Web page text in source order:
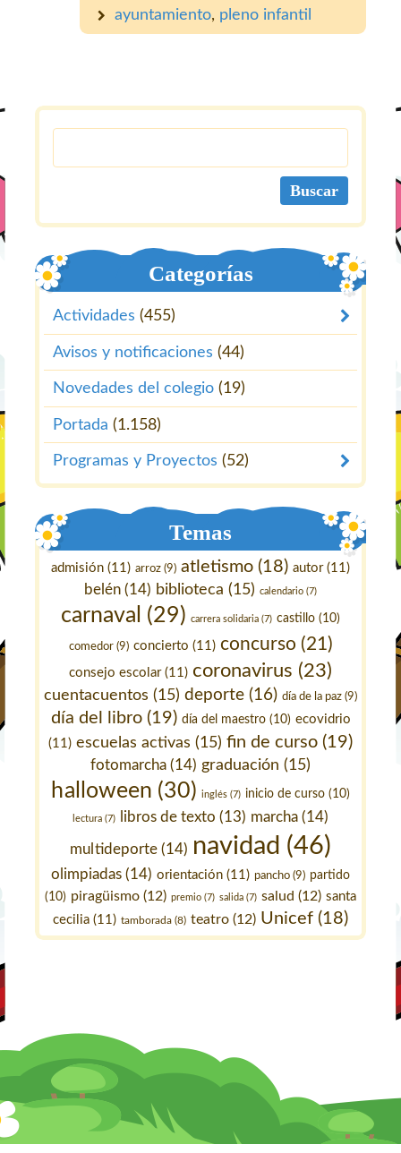
ayuntamiento, pleno infantil
Categorías
Actividades (455)
Avisos y notificaciones (44)
Novedades del colegio (19)
Portada (1.158)
Programas y Proyectos (52)
Temas
admisión (11) arroz (9) atletismo (18) autor(11)
belén (14) biblioteca (15) calendario (7)
carnaval (29) carrera solidaria (7) castillo (10)
comedor(9) concierto (11) concurso (21)
consejo escolar(11) coronavirus (23)
cuentacuentos (15) deporte (16) día de la paz (9)
día del libro(19) día del maestro(10) ecovidrio
(11) escuelas activas (15) fin de curso (19)
fotomarcha (14) graduación (15)
halloween (30) inglés(7) inicio de curso(10)
lectura (7) libros de texto (13) marcha (14)
multideporte(14) navidad (46)
olimpiadas (14) orientación (11) pancho (9) partido
(10) piragüismo (12) premio (7) salida (7) salud (12) santa
cecilia (11) tamborada (8) teatro (12) Unicef (18)